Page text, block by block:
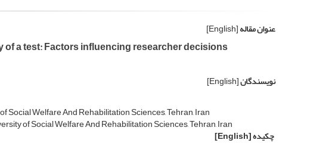
عنوان مقاله[English]
a test: Factors influencing researcher decisions
نویسندگان[English]
Welfare And Rehabilitation Sciences, Tehran, Iran
of Social Welfare And Rehabilitation Sciences, Tehran, Iran
چکیده[English]